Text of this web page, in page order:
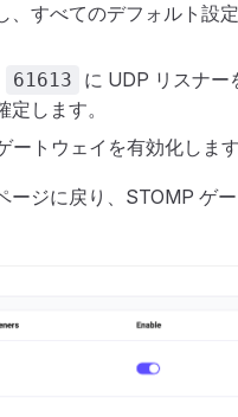
、すべてのデフォルト設
61613
に UDP リスナー
します。
ートウェイを有効化しま
ージに戻り、STOMP ゲ